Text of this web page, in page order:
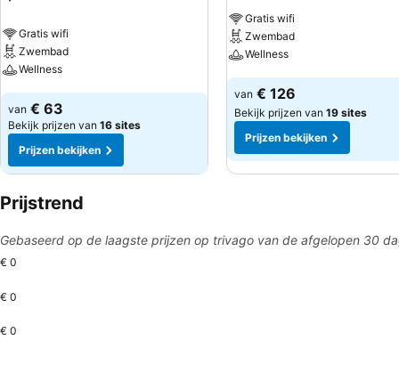
Gratis wifi
Zwembad
Wellness
Prijzen bekijken
van € 63
Bekijk prijzen van 16 sites
Prijzen bekijken
Gratis wifi
Zwembad
Wellness
Prijzen bekijken
van € 126
Bekijk prijzen van 19 sites
Prijzen bekijken
Prijstrend
Gebaseerd op de laagste prijzen op trivago van de afgelopen 30
€ 0
€ 0
€ 0